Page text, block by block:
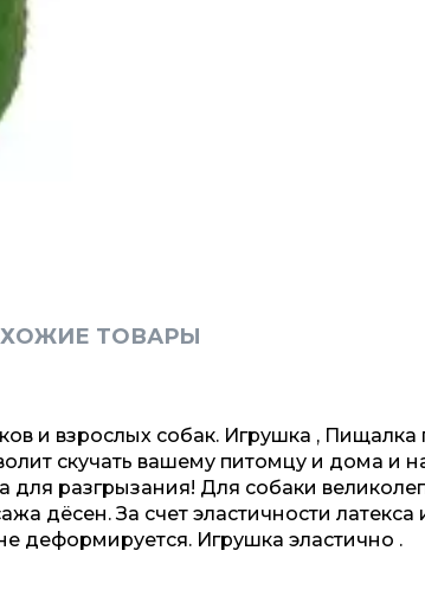
ТОВАРЫ
и взрослых собак. Игрушка , Пищалка
скучать вашему питомцу и дома и
для разгрызания! Для собаки
дёсен. За счет эластичности латекса
деформируется. Игрушка эластично .